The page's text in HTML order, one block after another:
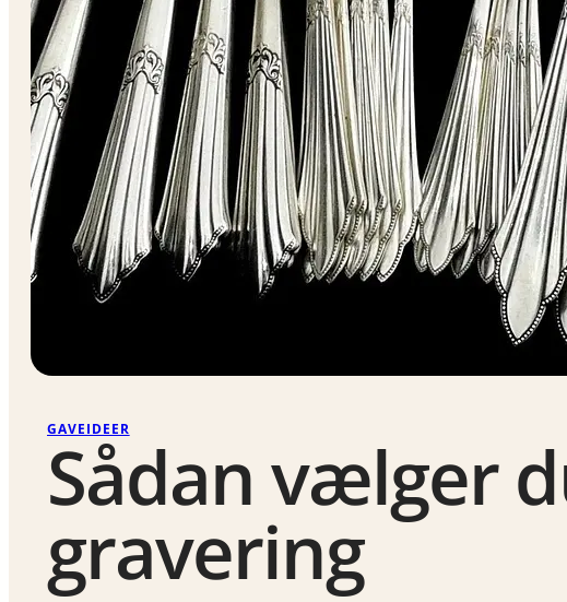
GAVEIDEER
Sådan vælger
gravering